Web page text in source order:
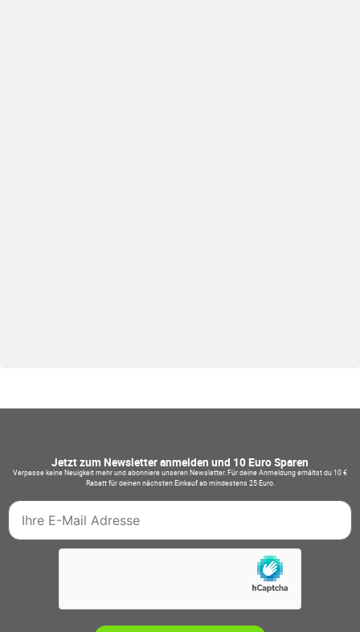
Jetzt zum Newsletter anmelden und 10 Euro Sparen
Verpasse keine Neuigkeit mehr und abonniere unseren Newsletter. Für deine Anmeldung erhältst du 10 €
Rabatt für deinen nächsten Einkauf ab mindestens 25 Euro.